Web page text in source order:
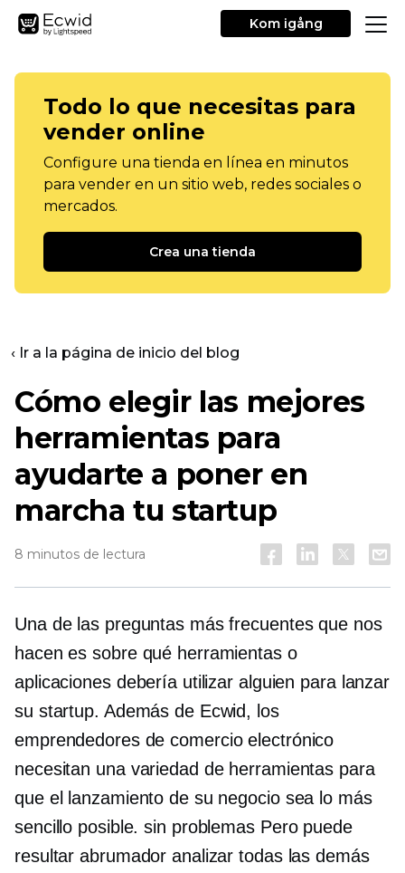
Kom igång
Todo lo que necesitas para
vender online
Configure una tienda en línea en minutos
para vender en un sitio web, redes sociales o
mercados.
Crea una tienda
‹ Ir a la página de inicio del blog
Cómo elegir las mejores
herramientas para
ayudarte a poner en
marcha tu startup
8 minutos de lectura
Una de las preguntas más frecuentes que nos
hacen es sobre qué herramientas o
aplicaciones debería utilizar alguien para lanzar
su startup. Además de Ecwid, los
emprendedores de comercio electrónico
necesitan una variedad de herramientas para
que el lanzamiento de su negocio sea lo más
sencillo posible.sin problemasPero puede
resultar abrumador analizar todas las demás